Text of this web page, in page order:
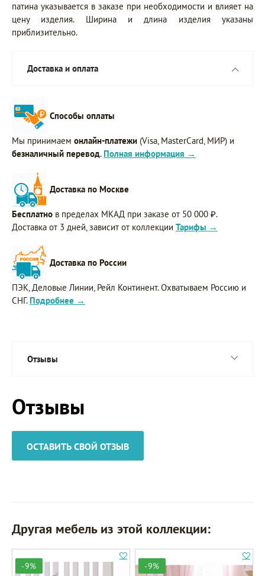
патина указывается в заказе при необходимости и влияет на
цену изделия. Ширина и длина изделия указаны
приблизительно.
Доставка и оплата
Способы оплаты
Мы принимаем онлайн-платежи (Visa, MasterCard, МИР) и
безналичный перевод. Полная информация →
Доставка по Москве
Бесплатно в пределах МКАД при заказе от 50 000 ₽.
Доставка от 3 дней, зависит от коллекции Тарифы →
Доставка по России
ПЭК, Деловые Линии, Рейл Континент. Охватываем Россию и
СНГ. Подробнее →
Отзывы
Отзывы
ОСТАВИТЬ СВОЙ ОТЗЫВ
Другая мебель из этой коллекции:
-9% -9%